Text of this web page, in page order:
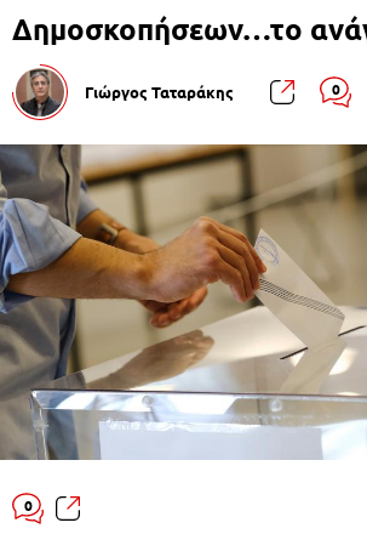
Δημοσκοπήσεων…το
Γιώργος Ταταράκης 0
0